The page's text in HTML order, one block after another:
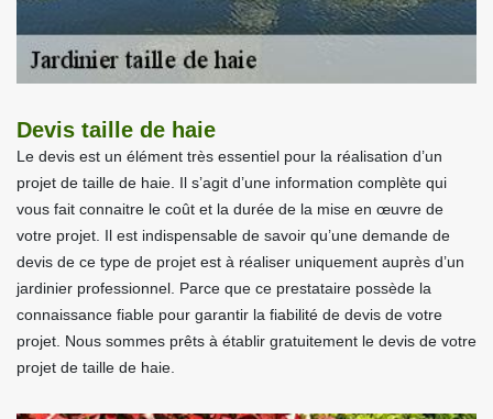
Devis taille de haie
Le devis est un élément très essentiel pour la réalisation d’un
projet de taille de haie. Il s’agit d’une information complète qui
vous fait connaitre le coût et la durée de la mise en œuvre de
votre projet. Il est indispensable de savoir qu’une demande de
devis de ce type de projet est à réaliser uniquement auprès d’un
jardinier professionnel. Parce que ce prestataire possède la
connaissance fiable pour garantir la fiabilité de devis de votre
projet. Nous sommes prêts à établir gratuitement le devis de votre
projet de taille de haie.